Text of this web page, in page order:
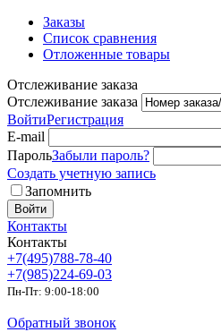
Заказы
Список сравнения
Отложенные товары
Отслеживание заказа
Отслеживание заказа
ВойтиРегистрация
E-mail
ПарольЗабыли пароль?
Создать учетную запись
Запомнить
Войти
Контакты
Контакты
+7(495)788-78-40
+7(985)224-69-03
Пн-Пт: 9:00-18:00
Обратный звонок